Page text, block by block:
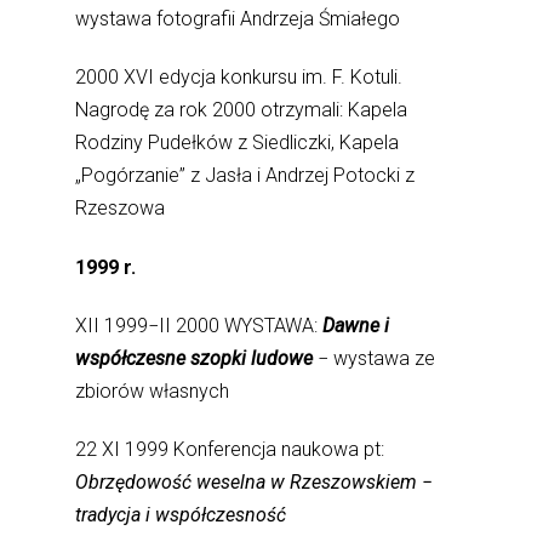
wystawa fotografii Andrzeja Śmiałego
2000 XVI edycja konkursu im. F. Kotuli.
Nagrodę za rok 2000 otrzymali: Kapela
Rodziny Pudełków z Siedliczki, Kapela
„Pogórzanie” z Jasła i Andrzej Potocki z
Rzeszowa
1999 r.
XII 1999−II 2000 WYSTAWA:Dawne i
współczesne szopki ludowe− wystawa ze
zbiorów własnych
22 XI 1999 Konferencja naukowa pt:
Obrzędowość weselna w Rzeszowskiem −
tradycja i współczesność